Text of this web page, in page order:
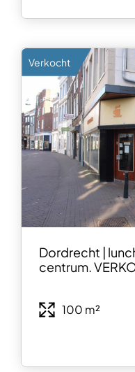
Verkocht
Dordrecht |
centrum.
100 m²